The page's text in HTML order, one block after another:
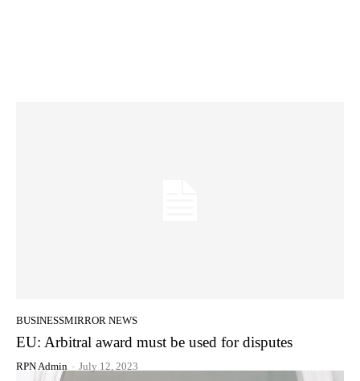
BUSINESSMIRROR NEWS
EU: Arbitral award must be used for disputes
RPN Admin - July 12, 2023